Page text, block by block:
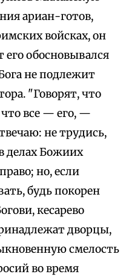
ариан-готов,
войсках, он
его обосновывался
не подлежит
"Говорят, что
что все — его, —
не трудись,
делах Божиих
но, если
будь покорен
кесарево
дворцы,
смелость
во время